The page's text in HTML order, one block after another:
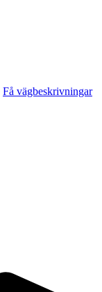
Få vägbeskrivningar